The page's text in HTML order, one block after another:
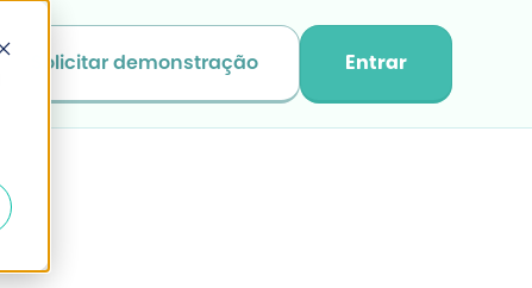
Solicitar demonstração Entrar